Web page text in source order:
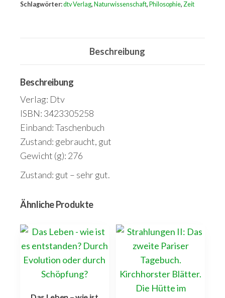
Schlagwörter:dtv Verlag, Naturwissenschaft, Philosophie, Zeit
Beschreibung
Beschreibung
Verlag: Dtv
ISBN: 3423305258
Einband: Taschenbuch
Zustand: gebraucht, gut
Gewicht (g): 276
Zustand: gut – sehr gut.
Ähnliche Produkte